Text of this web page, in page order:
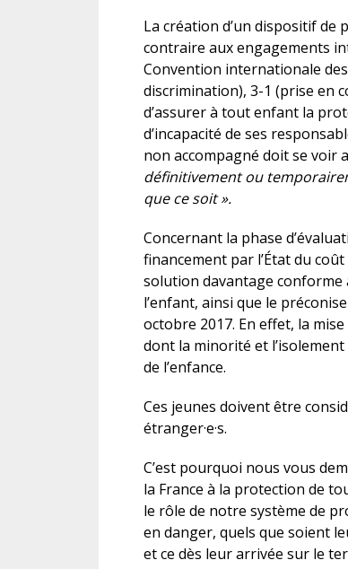
La création d’un dispositif de
contraire aux engagements
Convention internationale
discrimination), 3-1 (prise en
d’assurer à tout enfant la
d’incapacité de ses
non accompagné doit se voir
définitivement ou
que ce soit ».
Concernant la phase
financement par l’État du
solution davantage
l’enfant, ainsi que le
octobre 2017. En effet, la
dont la minorité et
de l’enfance.
Ces jeunes doivent être
étranger·e·s.
C’est pourquoi nous vous
la France à la protection de
le rôle de notre système de
en danger, quels que soient
et ce dès leur arrivée sur le